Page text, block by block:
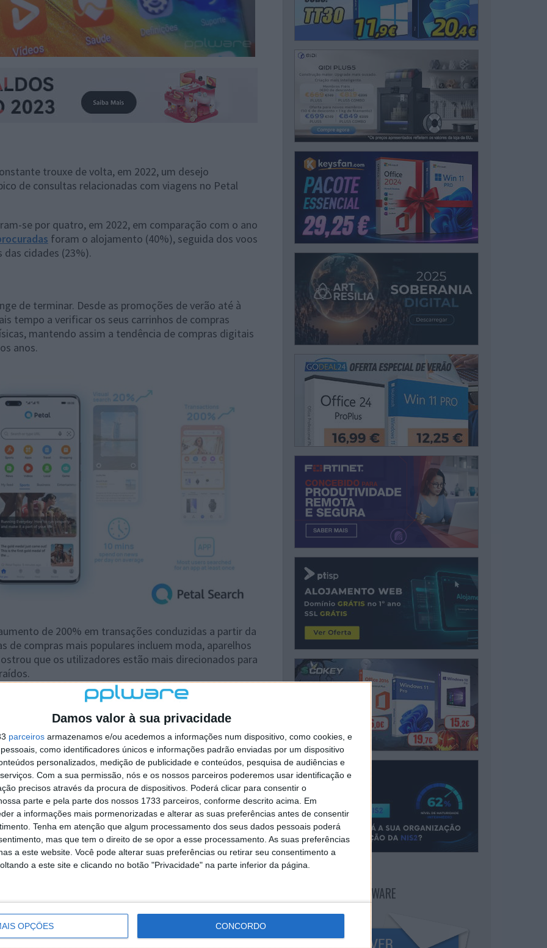
Damos valor à sua privacidade
parceiros armazenamos e/ou acedemos a informações num dispositivo, como cookies, e
como identificadores únicos e informações padrão enviadas por um dispositivo
personalizados, medição de publicidade e conteúdos, pesquisa de audiências e
Com a sua permissão, nós e os nossos parceiros poderemos usar identificação e
precisos através da procura de dispositivos. Poderá clicar para consentir o
parte e pela parte dos nossos 1733 parceiros, conforme descrito acima. Em
a informações mais pormenorizadas e alterar as suas preferências antes de consentir
Tenha em atenção que algum processamento dos seus dados pessoais poderá
mas que tem o direito de se opor a esse processamento. As suas preferências
a este website. Você pode alterar suas preferências ou retirar seu consentimento a
a este site e clicando no botão "Privacidade" na parte inferior da página.
OPÇÕES CONCORDO
trouxe de volta, em 2022, um desejo
de consultas relacionadas com viagens no Petal
se por quatro, em 2022, em comparação com o ano
foram o alojamento (40%), seguida dos voos
cidades (23%).
de terminar. Desde as promoções de verão até à
tempo a verificar os seus carrinhos de compras
mantendo assim a tendência de compras digitais
anos.
de 200% em transações conduzidas a partir da
de compras mais populares incluem moda, aparelhos
que os utilizadores estão mais direcionados para
época do Campeonato do Mundo, que atordoou o
dramáticas. Para acompanharem as emocionantes
as últimas atualizações do torneio,
completa do Petal Search.
dados anteriores, notícias, vídeos, etc., a
para os adeptos de futebol online – quase 1
para se manterem atualizados durante o
NEWSLETTER PPLWARE